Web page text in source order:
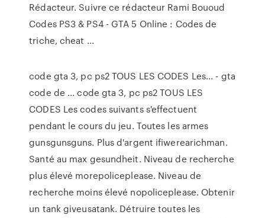
Rédacteur. Suivre ce rédacteur Rami Bououd
Codes PS3 & PS4 - GTA 5 Online : Codes de
triche, cheat ...
code gta 3, pc ps2 TOUS LES CODES Les... - gta
code de ... code gta 3, pc ps2 TOUS LES
CODES Les codes suivants s'effectuent
pendant le cours du jeu. Toutes les armes
gunsgunsguns. Plus d'argent ifiwerearichman.
Santé au max gesundheit. Niveau de recherche
plus élevé morepoliceplease. Niveau de
recherche moins élevé nopoliceplease. Obtenir
un tank giveusatank. Détruire toutes les